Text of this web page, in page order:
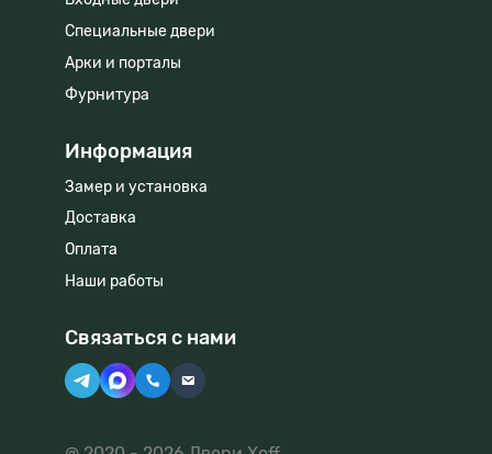
Специальные двери
Арки и порталы
Фурнитура
Информация
Замер и установка
Доставка
Оплата
Наши работы
Связаться с нами